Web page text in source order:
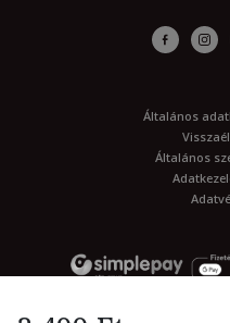
Általános
Általános